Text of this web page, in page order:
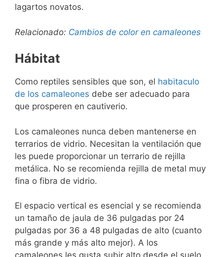
lagartos novatos.
Relacionado: Cambios de color en camaleones
Hábitat
Como reptiles sensibles que son, el habitaculo
de los camaleones debe ser adecuado para
que prosperen en cautiverio.
Los camaleones nunca deben mantenerse en
terrarios de vidrio. Necesitan la ventilación que
les puede proporcionar un terrario de rejilla
metálica. No se recomienda rejilla de metal muy
fina o fibra de vidrio.
El espacio vertical es esencial y se recomienda
un tamaño de jaula de 36 pulgadas por 24
pulgadas por 36 a 48 pulgadas de alto (cuanto
más grande y más alto mejor). A los
camaleones les gusta subir alto desde el suelo